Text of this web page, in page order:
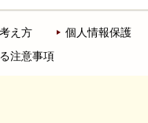
え方 個人情報保護
注意事項